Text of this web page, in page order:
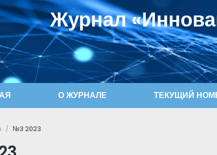
Журнал
О ЖУРНАЛЕ ТЕКУЩИЙ
№3 2023